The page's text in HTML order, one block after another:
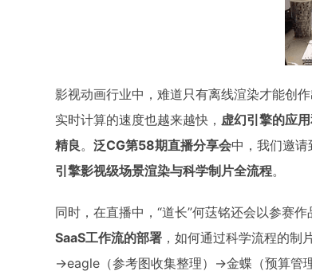
影视动画行业中，难道只有离线渲染才能创
实时计算的速度也越来越快， 虚幻引擎的应
精良 。 泛CG第58期直播分享会中，我们邀请
引擎影视级场景渲染与科学制片全流程。
同时，在直播中，“道长”何荙铭还会以参赛作
SaaS工作流的部署 ，如何通过科学流程的制
→eagle（参考图收集整理）→金蝶（预算管